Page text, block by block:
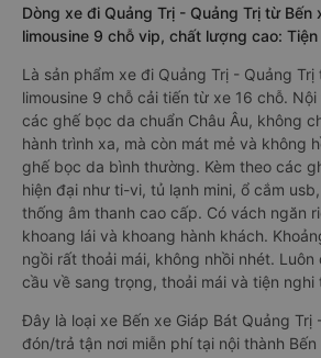
Dòng xe đi Quảng Trị - Quảng Trị từ Bến
limousine 9 chỗ vip, chất lượng cao:
Là sản phẩm xe đi Quảng Trị - Quảng
limousine 9 chỗ cải tiến từ xe 16 chỗ.
các ghế bọc da chuẩn Châu Âu, không
hành trình xa, mà còn mát mẻ và không
ghế bọc da bình thường. Kèm theo các
hiện đại như ti-vi, tủ lạnh mini, ổ cắm
thống âm thanh cao cấp. Có vách ngăn
khoang lái và khoang hành khách.
ngồi rất thoải mái, không nhồi nhét.
cầu về sang trọng, thoải mái và tiện
Đây là loại xe Bến xe Giáp Bát Quảng Trị
đón/trả tận nơi miễn phí tại nội thành